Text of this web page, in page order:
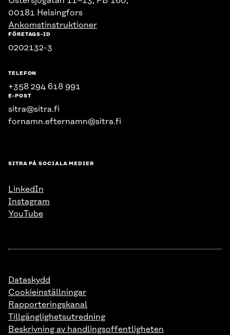
00181 Helsingfors
Ankomstinstruktioner
FÖRETAGS-ID
0202132-3
TELEFON
+358 294 618 991
E-POST
sitra@sitra.fi
fornamn.efternamn@sitra.fi
SITRA PÅ SOCIALA MEDIER
LinkedIn
Instagram
YouTube
Dataskydd
Cookieinställningar
Rapporteringskanal
Tillgänglighetsutredning
Beskrivning av handlingsoffentligheten